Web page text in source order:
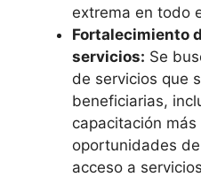
extrema en todo
Fortalecimiento
servicios: Se
de servicios que
beneficiarias,
capacitación
oportunidades
acceso a